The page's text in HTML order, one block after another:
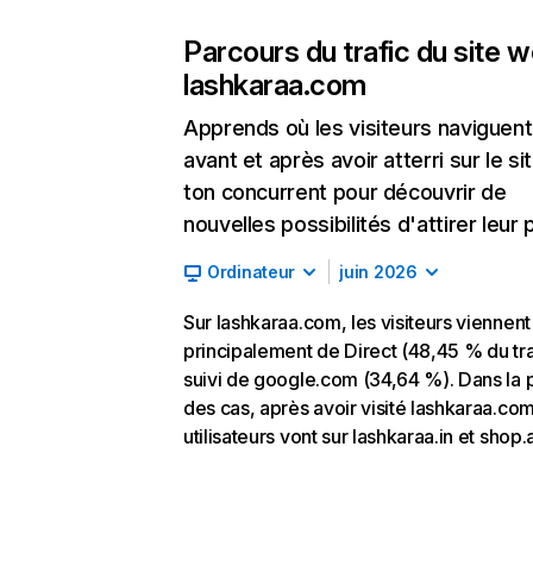
Parcours du trafic du site
lashkaraa.com
Apprends où les visiteurs naviguent
avant et après avoir atterri sur le
ton concurrent pour découvrir de
nouvelles possibilités d'attirer leur
Ordinateur juin 2026
Sur lashkaraa.com, les visiteurs viennent
principalement de Direct (48,45 % du
suivi de google.com (34,64 %). Dans la
des cas, après avoir visité
utilisateurs vont sur lashkaraa.in et